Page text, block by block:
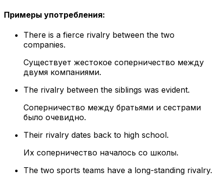
Примеры употребления:
There is a fierce rivalry between the two
companies.
Существует жестокое соперничество между
двумя компаниями.
The rivalry between the siblings was evident.
Соперничество между братьями и сестрами
было очевидно.
Their rivalry dates back to high school.
Их соперничество началось со школы.
The two sports teams have a long-standing rivalry.